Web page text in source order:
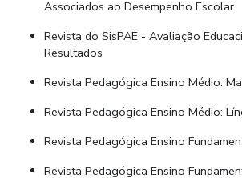
Associados ao Desempenho Escolar
Revista do SisPAE - Avaliação
Resultados
Revista Pedagógica Ensino Médio:
Revista Pedagógica Ensino Médio:
Revista Pedagógica Ensino
Revista Pedagógica Ensino